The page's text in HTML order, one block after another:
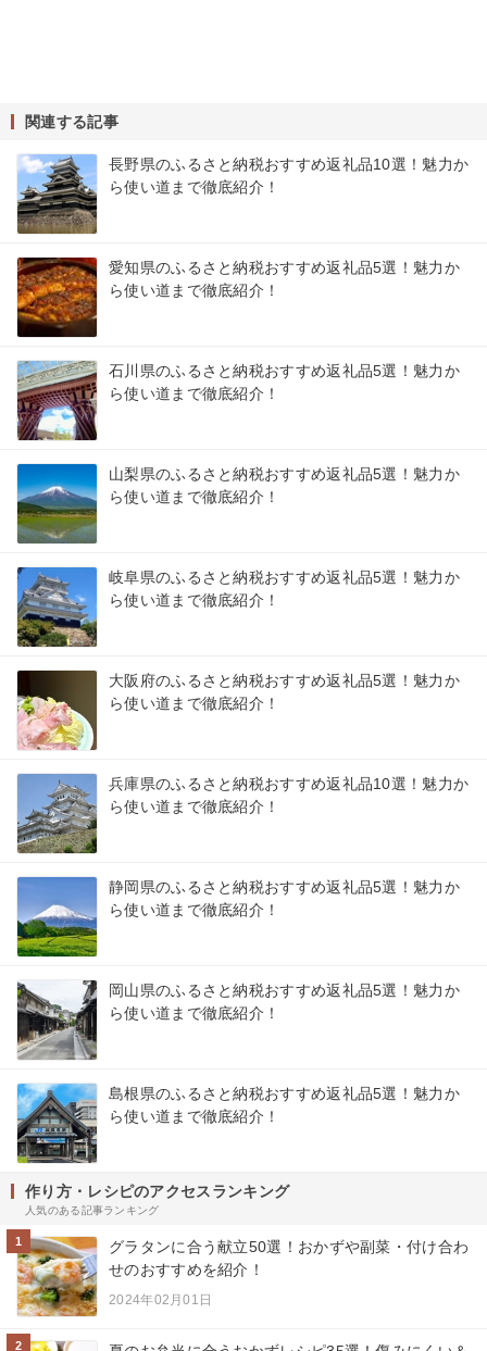
関連する記事
長野県のふるさと納税おすすめ返礼品10選！魅力か
ら使い道まで徹底紹介！
愛知県のふるさと納税おすすめ返礼品5選！魅力か
ら使い道まで徹底紹介！
石川県のふるさと納税おすすめ返礼品5選！魅力か
ら使い道まで徹底紹介！
山梨県のふるさと納税おすすめ返礼品5選！魅力か
ら使い道まで徹底紹介！
岐阜県のふるさと納税おすすめ返礼品5選！魅力か
ら使い道まで徹底紹介！
大阪府のふるさと納税おすすめ返礼品5選！魅力か
ら使い道まで徹底紹介！
兵庫県のふるさと納税おすすめ返礼品10選！魅力か
ら使い道まで徹底紹介！
静岡県のふるさと納税おすすめ返礼品5選！魅力か
ら使い道まで徹底紹介！
岡山県のふるさと納税おすすめ返礼品5選！魅力か
ら使い道まで徹底紹介！
島根県のふるさと納税おすすめ返礼品5選！魅力か
ら使い道まで徹底紹介！
作り方・レシピのアクセスランキング
人気のある記事ランキング
1
グラタンに合う献立50選！おかずや副菜・付け合わ
せのおすすめを紹介！
2024年02月01日
2